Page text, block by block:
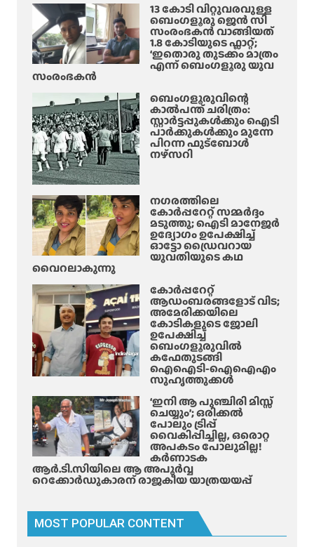
ഞെ
ട്ടി
ക്കു
ന്ന
റെ
പ്പെ
ട്ടു
;
ഡ്രൈ
വ
റും
ക
ണ്ട
ക്ട
റും
ച്ചു
,
ഇ
രു
പ
ളം
യാ
ത്ര
ർ
ക്ക്
പ
രു
ക്ക്
യു
ടെ
ലൈ
സ
സ
സ്‌
പെ
ന്‍ഡ്
13 കോടി വിറ്റുവരവുള്ള
ബെംഗളൂരു ജെൻ സി
സംരംഭകൻ വാങ്ങിയത്
1.8 കോടിയുടെ ഫ്ലാറ്റ്;
‘ഇതൊരു തുടക്കം മാത്രം
എന്ന് ബെംഗളൂരു യുവ
സംരംഭകൻ
ബെംഗളൂരുവിന്റെ
കാൽപന്ത് ചരിത്രം:
സ്റ്റാർട്ടപ്പുകൾക്കും ഐടി
പാർക്കുകൾക്കും മുന്നേ
പിറന്ന ഫുട്ബോൾ
നഴ്സറി
നഗരത്തിലെ
കോർപ്പറേറ്റ് സമ്മർദ്ദം
മടുത്തു; ഐടി മാനേജർ
ഉദ്യോഗം ഉപേക്ഷിച്ച്
ഓട്ടോ ഡ്രൈവറായ
യുവതിയുടെ കഥ
വൈറലാകുന്നു
കോർപ്പറേറ്റ്
ആഡംബരങ്ങളോട് വിട;
അമേരിക്കയിലെ
കോടികളുടെ ജോലി
ഉപേക്ഷിച്ച്
ബെംഗളൂരുവിൽ
കഫേതുടങ്ങി
ഐഐടി-ഐഐഎം
സുഹൃത്തുക്കൾ
‘ഇനി ആ പുഞ്ചിരി മിസ്സ്
ചെയ്യും’; ഒരിക്കൽ
പോലും ട്രിപ്പ്
വൈകിപ്പിച്ചില്ല, ഒരൊറ്റ
അപകടം പോലുമില്ല!
കർണാടക
ആർ.ടി.സിയിലെ ആ അപൂർവ്വ
റെക്കോർഡുകാരന് രാജകീയ യാത്രയയപ്പ്
MOST POPULAR CONTENT